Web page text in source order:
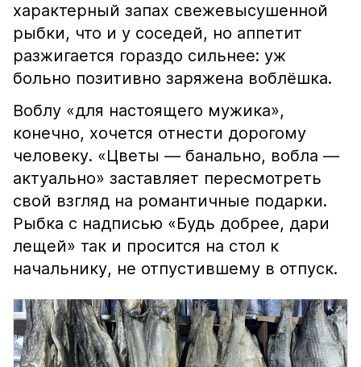
характерный запах свежевысушенной
рыбки, что и у соседей, но аппетит
разжигается гораздо сильнее: уж
больно позитивно заряжена воблёшка.
Воблу «для настоящего мужика»,
конечно, хочется отнести дорогому
человеку. «Цветы — банально, вобла —
актуально» заставляет пересмотреть
свой взгляд на романтичные подарки.
Рыбка с надписью «Будь добрее, дари
лещей» так и просится на стол к
начальнику, не отпустившему в отпуск.